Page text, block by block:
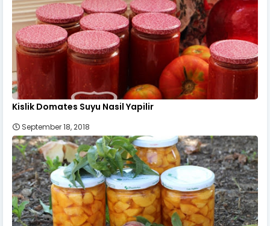
Kislik Domates Suyu Nasil Yapilir
September 18, 2018